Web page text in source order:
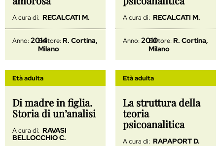
A cura di: RECALCATI M.
Anno:2014
Editore:R. Cortina,
Milano
A cura di: RECALCATI M.
Anno:2010
Editore:R. Cortina,
Milano
Età adulta
Di madre in figlia.
Storia di un’analisi
A cura di: RAVASI
BELLOCCHIO C.
Età adulta
La struttura della
teoria
psicoanalitica
A cura di: RAPAPORT D.